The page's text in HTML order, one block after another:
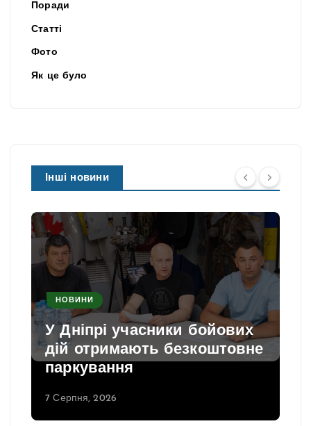
Поради
Статті
Фото
Як це було
Інші новини
НОВИНИ
У Дніпрі учасники бойових
дій отримають безкоштовне
паркування
7 Серпня, 2026